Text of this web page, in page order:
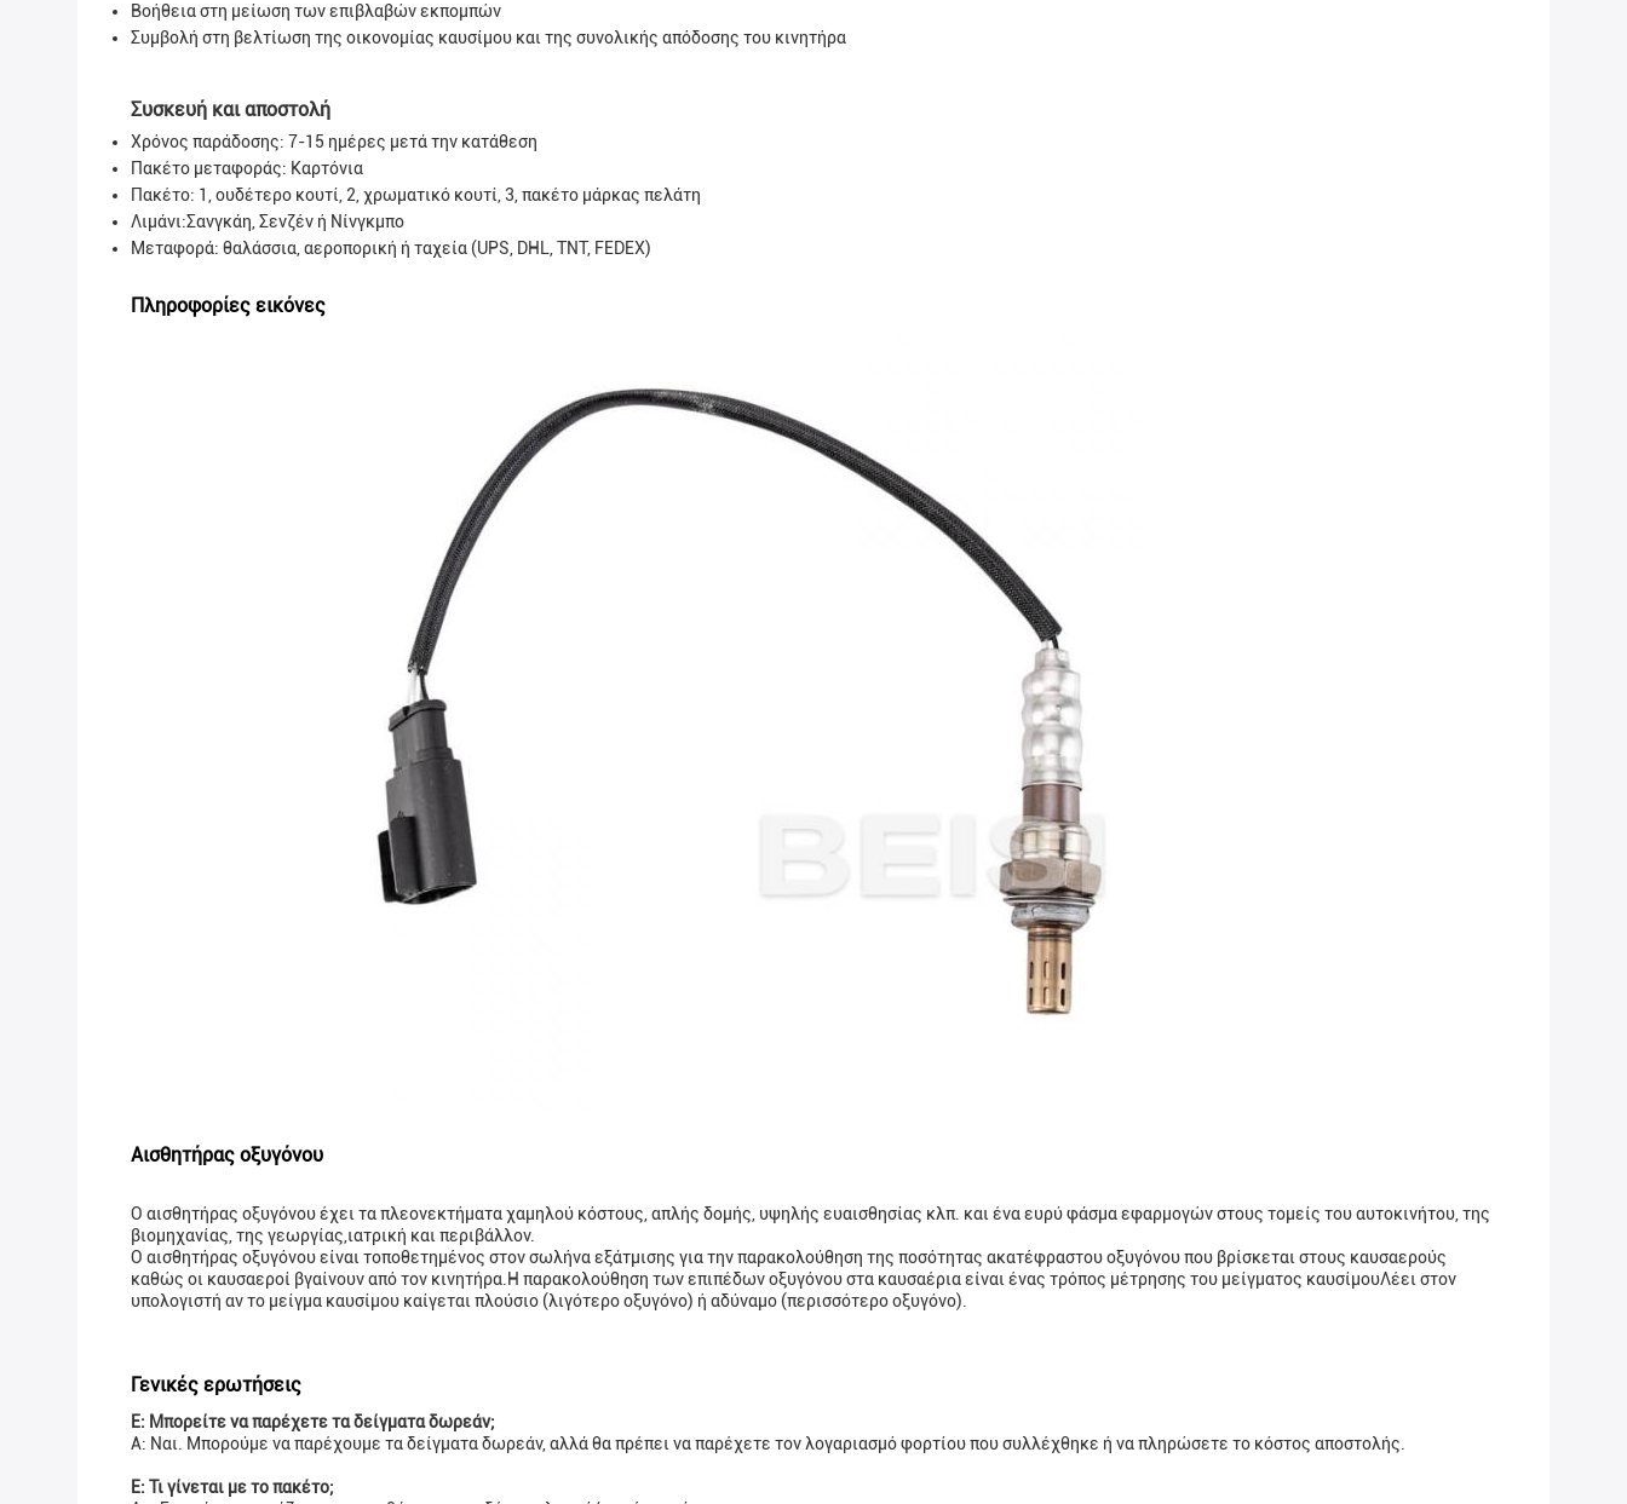
Βοήθεια στη μείωση των επιβλαβών εκπομπών
Συμβολή στη βελτίωση της οικονομίας καυσίμου και της συνολικής απόδοσης του κινητήρα
Συσκευή και αποστολή
Χρόνος παράδοσης: 7-15 ημέρες μετά την κατάθεση
Πακέτο μεταφοράς: Καρτόνια
Πακέτο: 1, ουδέτερο κουτί, 2, χρωματικό κουτί, 3, πακέτο μάρκας πελάτη
Λιμάνι:Σανγκάη, Σενζέν ή Νίνγκμπο
Μεταφορά: θαλάσσια, αεροπορική ή ταχεία (UPS, DHL, TNT, FEDEX)
Πληροφορίες εικόνες
Αισθητήρας οξυγόνου
Ο αισθητήρας οξυγόνου έχει τα πλεονεκτήματα χαμηλού κόστους, απλής δομής, υψηλής ευαισθησίας κλπ. και ένα ευρύ φάσμα εφαρμογών στους τομείς του αυτοκινήτου, της
βιομηχανίας, της γεωργίας,ιατρική και περιβάλλον.
Ο αισθητήρας οξυγόνου είναι τοποθετημένος στον σωλήνα εξάτμισης για την παρακολούθηση της ποσότητας ακατέφραστου οξυγόνου που βρίσκεται στους καυσαερούς
καθώς οι καυσαεροί βγαίνουν από τον κινητήρα.Η παρακολούθηση των επιπέδων οξυγόνου στα καυσαέρια είναι ένας τρόπος μέτρησης του μείγματος καυσίμουΛέει στον
υπολογιστή αν το μείγμα καυσίμου καίγεται πλούσιο (λιγότερο οξυγόνο) ή αδύναμο (περισσότερο οξυγόνο).
Γενικές ερωτήσεις
Ε: Μπορείτε να παρέχετε τα δείγματα δωρεάν;
Α: Ναι. Μπορούμε να παρέχουμε τα δείγματα δωρεάν, αλλά θα πρέπει να παρέχετε τον λογαριασμό φορτίου που συλλέχθηκε ή να πληρώσετε το κόστος αποστολής.
Ε: Τι γίνεται με το πακέτο;